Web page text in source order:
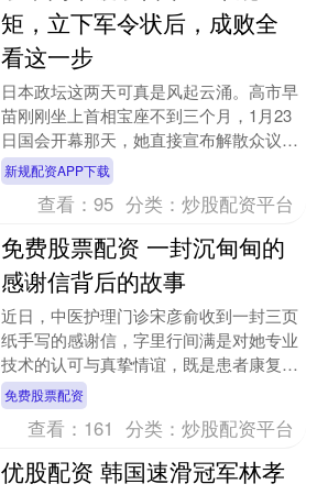
矩，立下军令状后，成败全
看这一步
日本政坛这两天可真是风起云涌。高市早
苗刚刚坐上首相宝座不到三个月，1月23
日国会开幕那天，她直接宣布解散众议
院，定于2月8日举行大选。这步棋下得有
点急，16天内....
新规配资APP下载
查看：95 分类：炒股配资平台
免费股票配资 一封沉甸甸的
感谢信背后的故事
近日，中医护理门诊宋彦俞收到一封三页
纸手写的感谢信，字里行间满是对她专业
技术的认可与真挚情谊，既是患者康复后
的满心感激，更是对其中医护理专业能力
与人文关怀的双重....
免费股票配资
查看： 161 分类：炒股配资平台
优股配资 韩国速滑冠军林孝